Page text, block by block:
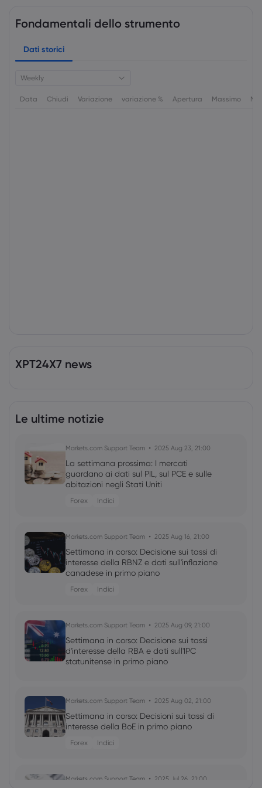
Fondamentali dello strumento
Dati storici
Weekly
Data Chiudi Variazione variazione % Apertura Massimo
XPT24X7 news
Le ultime notizie
Markets.com Support Team 2025 Aug 23, 21:00
La settimana prossima: I mercati
guardano ai dati sul PIL, sul PCE e sulle
abitazioni negli Stati Uniti
Forex Indici
Markets.com Support Team 2025 Aug 16, 21:00
Settimana in corso: Decisione sui tassi di
interesse della RBNZ e dati sull'inflazione
canadese in primo piano
Forex Indici
Markets.com Support Team 2025 Aug 09, 21:00
Settimana in corso: Decisione sui tassi
d'interesse della RBA e dati sull'IPC
statunitense in primo piano
Markets.com Support Team 2025 Aug 02, 21:00
Settimana in corso: Decisioni sui tassi di
interesse della BoE in primo piano
Forex Indici
Markets.com Support Team 2025 Jul 26, 21:00